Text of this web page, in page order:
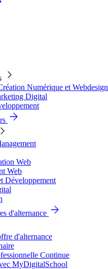
Numérique et Webdesign
Digital
Web
Web
Développement
d'alternance
d'alternance
Continue
MyDigitalSchool